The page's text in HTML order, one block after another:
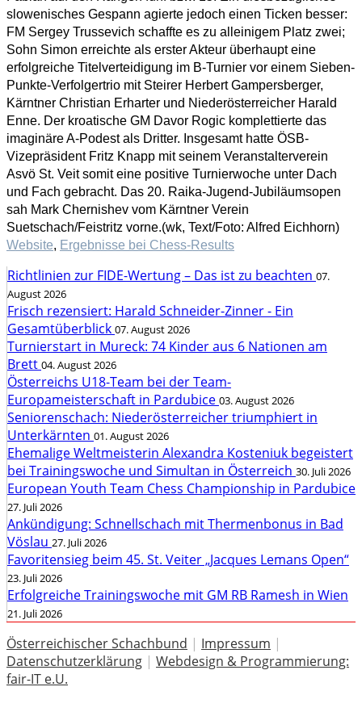
slowenisches Gespann agierte jedoch einen Ticken besser:
FM Sergey Trussevich schaffte es zu alleinigem Platz zwei;
Sohn Simon erreichte als erster Akteur überhaupt eine
erfolgreiche Titelverteidigung im B-Turnier vor einem Sieben-
Punkte-Verfolgertrio mit Steirer Herbert Gampersberger,
Kärntner Christian Erharter und Niederösterreicher Harald
Enne. Der kroatische GM Davor Rogic komplettierte das
imaginäre A-Podest als Dritter. Insgesamt hatte ÖSB-
Vizepräsident Fritz Knapp mit seinem Veranstalterverein
Asvö St. Veit somit eine positive Turnierwoche unter Dach
und Fach gebracht. Das 20. Raika-Jugend-Jubiläumsopen
sah Mark Chernishev vom Kärntner Verein
Suetschach/Feistritz vorne.(wk, Text/Foto: Alfred Eichhorn)
Website, Ergebnisse bei Chess-Results
Richtlinien zur FIDE-Wertung – Das ist zu beachten 07.
August 2026
Frisch rezensiert: Harald Schneider-Zinner - Ein
Gesamtüberblick 07. August 2026
Turnierstart in Mureck: 74 Kinder aus 6 Nationen am
Brett 04. August 2026
Österreichs U18-Team bei der Team-
Europameisterschaft in Pardubice 03. August 2026
Seniorenschach: Niederösterreicher triumphiert in
Unterkärnten 01. August 2026
Ehemalige Weltmeisterin Alexandra Kosteniuk begeistert
bei Trainingswoche und Simultan in Österreich 30. Juli 2026
European Youth Team Chess Championship in Pardubice
27. Juli 2026
Ankündigung: Schnellschach mit Thermenbonus in Bad
Vöslau 27. Juli 2026
Favoritensieg beim 45. St. Veiter „Jacques Lemans Open“
23. Juli 2026
Erfolgreiche Trainingswoche mit GM RB Ramesh in Wien
21. Juli 2026
Österreichischer Schachbund | Impressum |
Datenschutzerklärung | Webdesign & Programmierung:
fair-IT e.U.